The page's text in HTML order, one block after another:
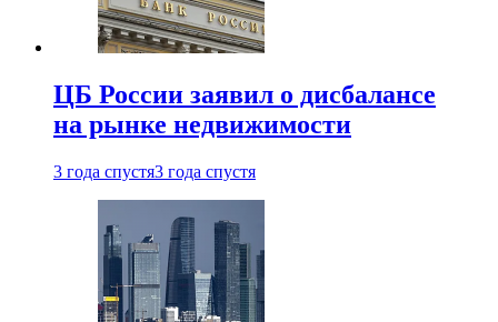
ЦБ России заявил о дисбалансе
на рынке недвижимости
3 года спустя3 года спустя